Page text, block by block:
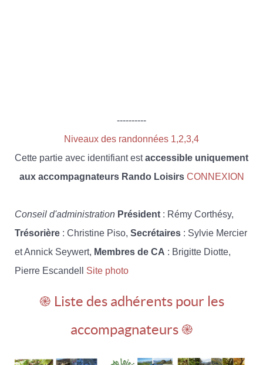
----------
Niveaux des randonnées 1,2,3,4
Cette partie avec identifiant estaccessible uniquement
aux accompagnateurs Rando Loisirs CONNEXION
Conseil d'administration Président : Rémy Corthésy,
Trésorière : Christine Piso, Secrétaires : Sylvie Mercier
et Annick Seywert, Membres de CA : Brigitte Diotte,
Pierre Escandell Site photo
֎ Liste des adhérents pour les
accompagnateurs ֎